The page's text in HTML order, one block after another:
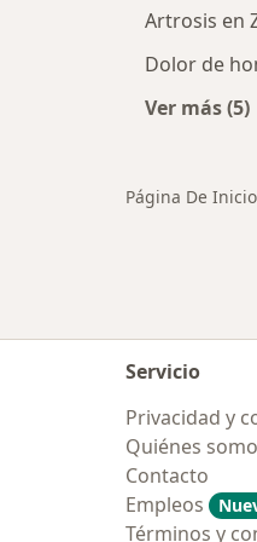
Artrosis en
Dolor de
Ver más (5)
Página De Inicio
Servicio
Privacidad y
Quiénes
Contacto
Empleos
Términos y